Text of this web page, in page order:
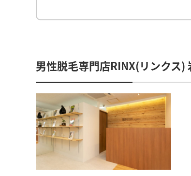
男性脱毛専門店RINX(リンクス)